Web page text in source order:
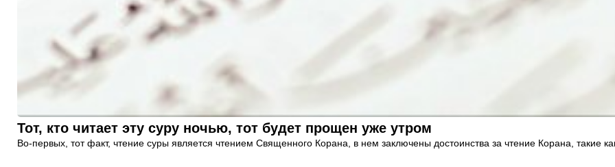
Тот, кто читает эту суру ночью, тот будет прощен уже утром
Во-первых, тот факт, чтение суры является чтением Священного Корана, в нем заключены достоинства за чтение Корана, такие